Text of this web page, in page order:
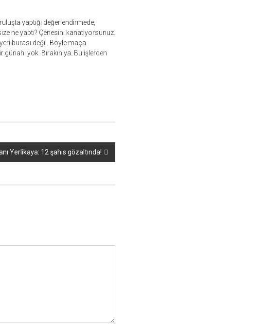
yaptığı değerlendirmede,
ne yaptı? Çenesini kanatıyorsunuz.
burası değil. Böyle maça
yok. Bırakın ya. Bu işlerden
Yerlikaya: 12 şahıs gözaltında!